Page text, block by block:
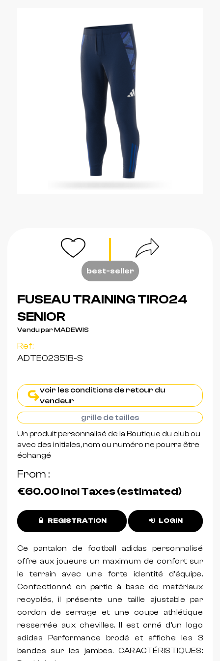
best-seller
FUSEAU TRAINING TIRO24
SENIOR
Vendu par MADEWIS
Ref:
ADTE02351B-S
voir les conditions de retour du
vendeur
grille de tailles
Un produit personnalisé de la Boutique du club ou
avec des initiales, nom ou numéro ne pourra être
échangé
From
€60.00incl Taxes (estimated)
REGISTRATION LOGIN
Ce pantalon de football adidas personnalisé
offre aux joueurs un maximum de confort sur
le terrain avec une forte identité d'équipe.
Confectionné en partie à base de matériaux
recyclés, il présente une taille ajustable par
cordon de serrage et une coupe athlétique
resserrée aux chevilles. Il est orné d'un logo
adidas Performance brodé et affiche les 3
bandes sur les jambes. CARACTÉRISTIQUES: